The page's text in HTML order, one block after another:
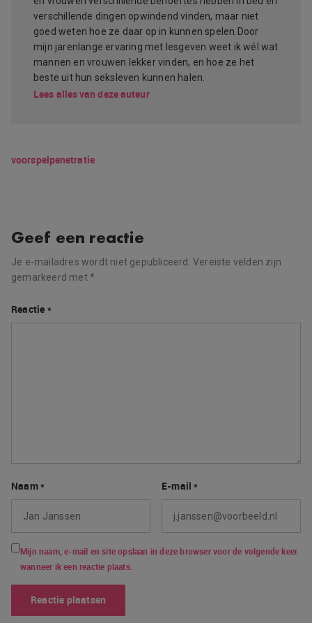
verschillende dingen opwindend vinden, maar niet
goed weten hoe ze daar op in kunnen spelen.Door
mijn jarenlange ervaring met lesgeven weet ik wél wat
mannen en vrouwen lekker vinden, en hoe ze het
beste uit hun seksleven kunnen halen.
Lees alles van deze auteur
voorspelpenetratie
Geef een reactie
Je e-mailadres wordt niet gepubliceerd. Vereiste velden zijn
gemarkeerd met*
Reactie *
Naam* E-mail*
Mijn naam, e-mail en site opslaan in deze browser voor de volgende keer
wanneer ik een reactie plaats.